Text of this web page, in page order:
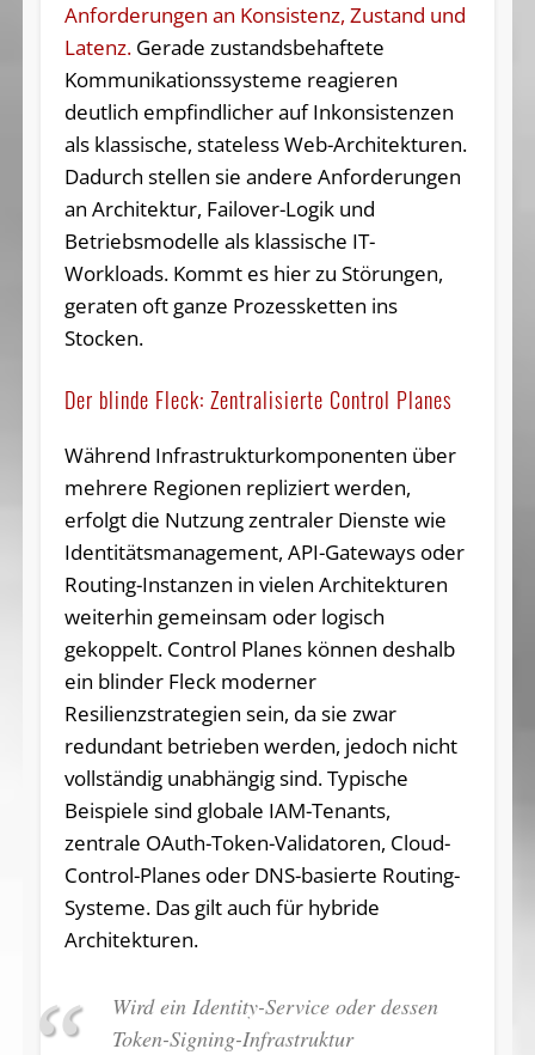
Anforderungen an Konsistenz, Zustand und
Latenz.Gerade zustandsbehaftete
Kommunikationssysteme reagieren
deutlich empfindlicher auf Inkonsistenzen
als klassische, stateless Web-Architekturen.
Dadurch stellen sie andere Anforderungen
an Architektur, Failover-Logik und
Betriebsmodelle als klassische IT-
Workloads. Kommt es hier zu Störungen,
geraten oft ganze Prozessketten ins
Stocken.
Der blinde Fleck: Zentralisierte Control Planes
Während Infrastrukturkomponenten über
mehrere Regionen repliziert werden,
erfolgt die Nutzung zentraler Dienste wie
Identitätsmanagement, API-Gateways oder
Routing-Instanzen in vielen Architekturen
weiterhin gemeinsam oder logisch
gekoppelt. Control Planes können deshalb
ein blinder Fleck moderner
Resilienzstrategien sein, da sie zwar
redundant betrieben werden, jedoch nicht
vollständig unabhängig sind. Typische
Beispiele sind globale IAM-Tenants,
zentrale OAuth-Token-Validatoren, Cloud-
Control-Planes oder DNS-basierte Routing-
Systeme. Das gilt auch für hybride
Architekturen.
Wird ein Identity-Service oder dessen
Token-Signing-Infrastruktur